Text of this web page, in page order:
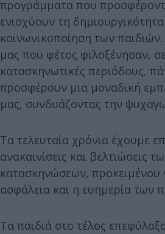
προγράμματα που
ενισχύουν τη
κοινωνικοποίηση των
μας που φέτος φιλοξένησαν,
κατασκηνωτικές περιόδους,
προσφέρουν μια μοναδική
μας, συνδυάζοντας την
Τα τελευταία χρόνια έχουμε
ανακαινίσεις και βελτιώσεις
κατασκηνώσεων, προκειμένου
ασφάλεια και η ευημερία των
Τα παιδιά στο τέλος